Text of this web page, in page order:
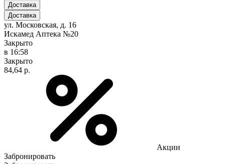
Доставка
Доставка
ул. Московская, д. 16
Искамед Аптека №20
Закрыто
в 16:58
Закрыто
84,64 р.
Акции
Забронировать